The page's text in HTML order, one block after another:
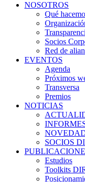
NOSOTROS
Qué
Socios
Red de
EVENTOS
Agenda
Próximos
Transversa
Premios
NOTICIAS
SOCIOS
Estudios
Toolkits